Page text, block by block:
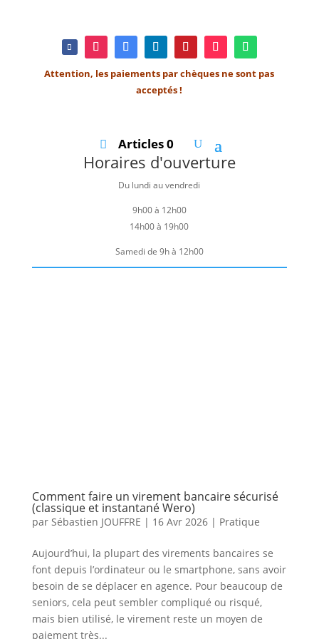
Attention, les paiements par chèques ne sont pas
acceptés !
Articles 0
Horaires d'ouverture
Du lundi au vendredi
9h00 à 12h00
14h00 à 19h00
Samedi de 9h à 12h00
Comment faire un virement bancaire sécurisé
(classique et instantané Wero)
par Sébastien JOUFFRE | 16 Avr 2026| Pratique
Aujourd’hui, la plupart des virements bancaires se
font depuis l’ordinateur ou le smartphone, sans avoir
besoin de se déplacer en agence. Pour beaucoup de
seniors, cela peut sembler compliqué ou risqué,
mais bien utilisé, le virement reste un moyen de
paiement très...